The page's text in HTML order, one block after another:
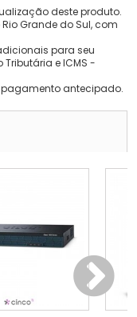
deste produto.
Grande do Sul, com
para seu
Tributária e ICMS -
antecipado.